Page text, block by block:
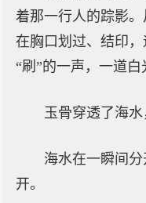
着那一行人的踪影
在胸口划过、结印
“刷”的一声，一道白
玉骨穿透了海水
海水在一瞬间
开。